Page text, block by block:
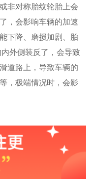
非对称胎纹轮胎上会
，会影响车辆的加速
下降、磨损加剧、胎
外侧装反了，会导致
道路上，导致车辆的
，极端情况时，会影